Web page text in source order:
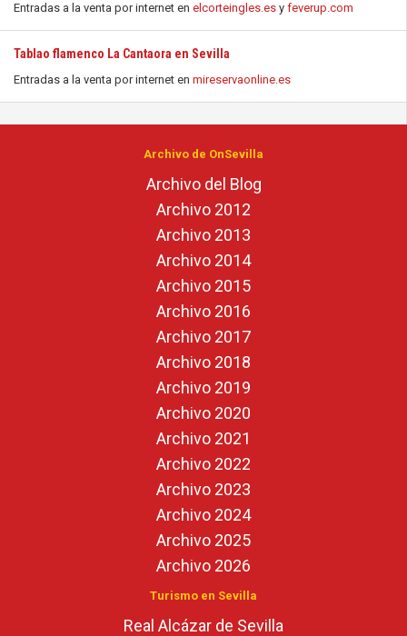
Entradas a la venta por internet en elcorteingles.es y feverup.com
Tablao flamenco La Cantaora en Sevilla
Entradas a la venta por internet en mireservaonline.es
Archivo de OnSevilla
Archivo del Blog
Archivo 2012
Archivo 2013
Archivo 2014
Archivo 2015
Archivo 2016
Archivo 2017
Archivo 2018
Archivo 2019
Archivo 2020
Archivo 2021
Archivo 2022
Archivo 2023
Archivo 2024
Archivo 2025
Archivo 2026
Turismo en Sevilla
Real Alcázar de Sevilla